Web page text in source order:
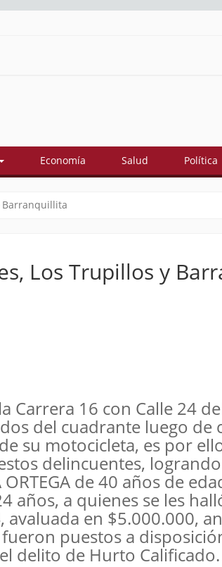
Economía Salud Política
Barranquillita
Los Trupillos y
Carrera 16 con Calle 24
del cuadrante luego de
su motocicleta, es por
delincuentes,
de 40 años de
años, a quienes se les
en $5.000.000,
puestos a
delito de Hurto Calificado.